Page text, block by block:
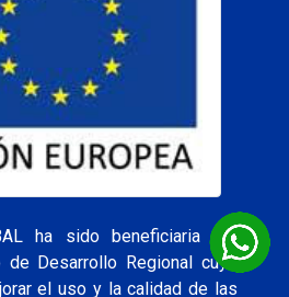
ha sido beneficiaria del
de Desarrollo Regional cuyo
el uso y la calidad de las